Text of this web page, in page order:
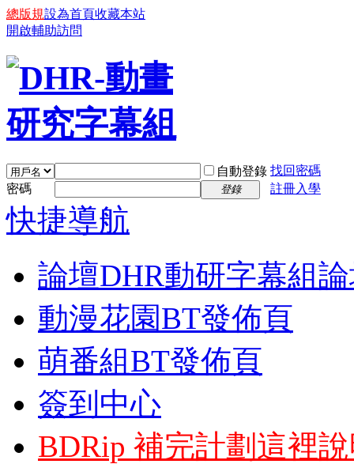
總版規設為首頁收藏本站
開啟輔助訪問
自動登錄 找回密碼
密碼
登錄 註冊入學
快捷導航
論壇DHR動研字幕組
動漫花園BT發佈頁
萌番組BT發佈頁
簽到中心
BDRip 補完計劃 這裡